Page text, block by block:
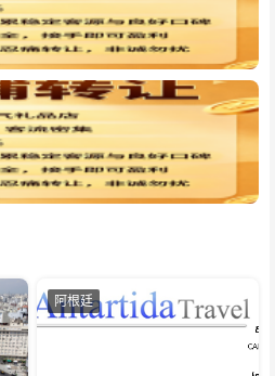
阿根廷